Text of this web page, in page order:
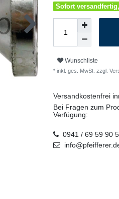
Sofort
Wunschliste
* inkl. ges. MwSt. zzgl.
Versandkostenfrei
Bei Fragen zum
Verfügung:
0941 / 69 59 90